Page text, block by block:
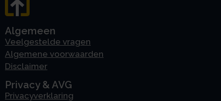
Algemeen
Veelgestelde vragen
Algemene voorwaarden
Disclaimer
Privacy & AVG
Privacyverklaring